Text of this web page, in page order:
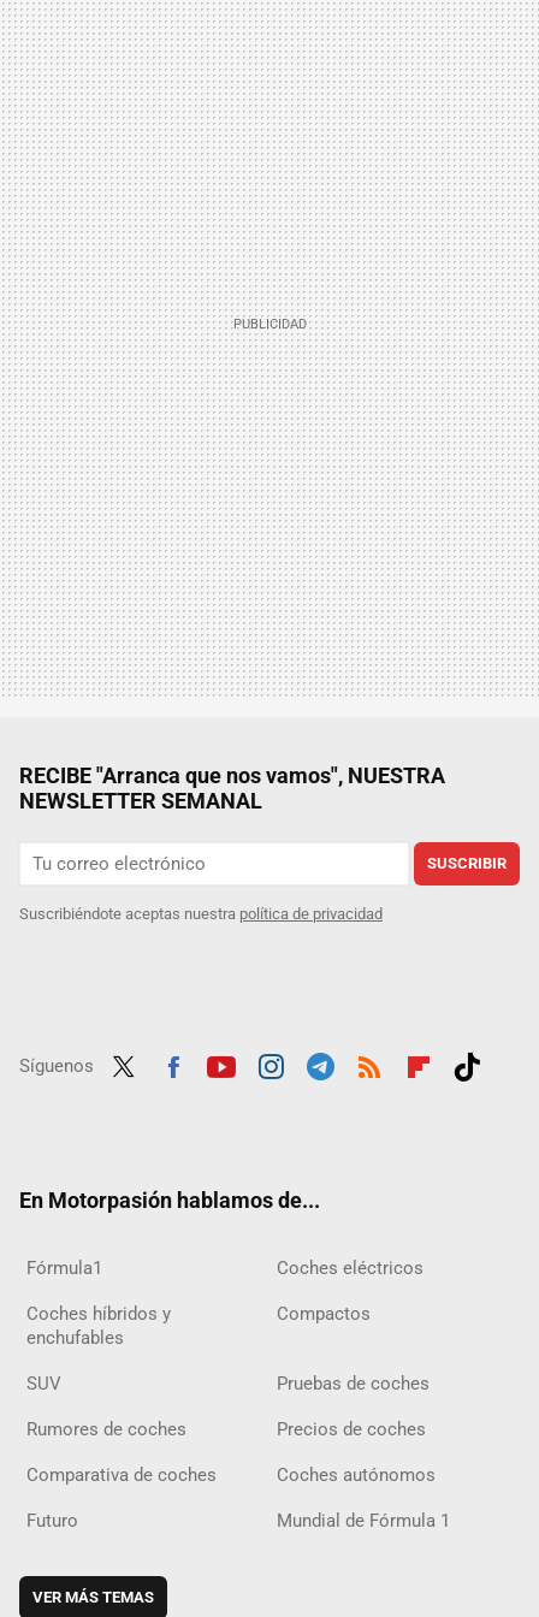
RECIBE "Arranca que nos vamos", NUESTRA
NEWSLETTER SEMANAL
SUSCRIBIR
Suscribiéndote aceptas nuestra política de privacidad
Síguenos
En Motorpasión hablamos de...
Fórmula1 Coches eléctricos
Coches híbridos y
enchufables
Compactos
SUV Pruebas de coches
Rumores de coches Precios de coches
Comparativa de coches Coches autónomos
Futuro Mundial de Fórmula 1
VER MÁS TEMAS